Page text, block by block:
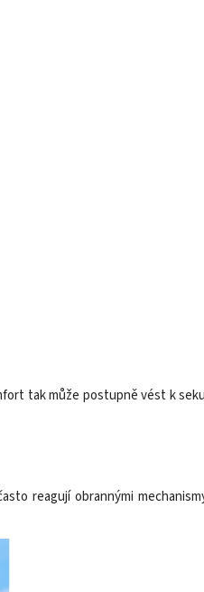
tak může postupně vést k
reagují obrannými